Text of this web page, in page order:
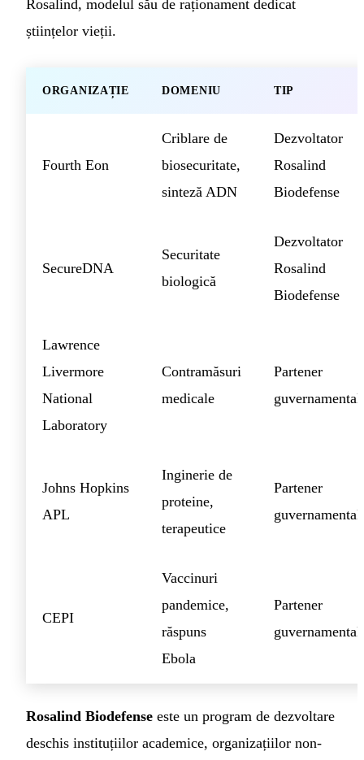
Rosalind, modelul său de raționament dedicat
științelor vieții.
ORGANIZAȚIE DOMENIU TIP
Fourth Eon
Criblare de
biosecuritate,
sinteză ADN
Dezvoltator
Rosalind
Biodefense
SecureDNA
Securitate
biologică
Dezvoltator
Rosalind
Biodefense
Lawrence
Livermore
National
Laboratory
Contramăsuri
medicale
Partener
guvernamental
Johns Hopkins
APL
Inginerie de
proteine,
terapeutice
Partener
guvernamental
CEPI
Vaccinuri
pandemice,
răspuns
Ebola
Partener
guvernamental
Rosalind Biodefense este un program de dezvoltare
deschis instituțiilor academice, organizațiilor non-